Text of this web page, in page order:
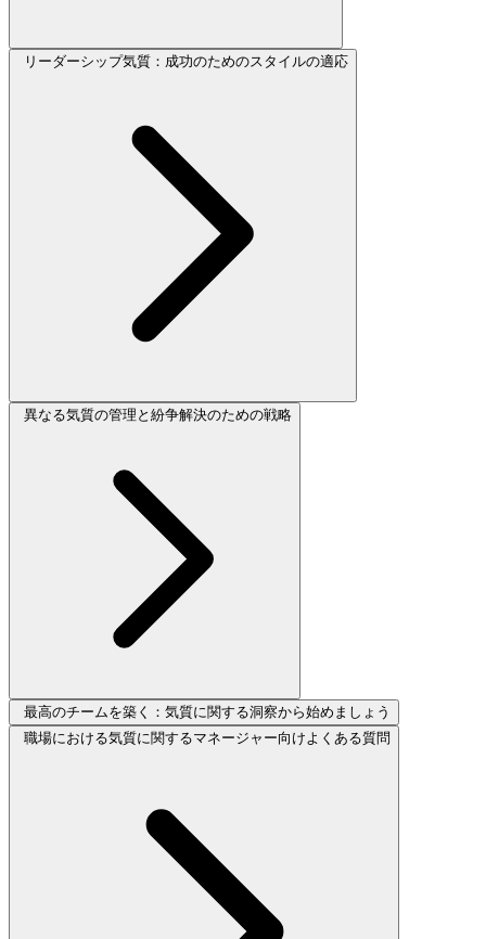
リーダーシップ気質：成功のためのスタイルの適応
異なる気質の管理と紛争解決のための戦略
最高のチームを築く：気質に関する洞察から始めましょう
職場における気質に関するマネージャー向けよくある質問